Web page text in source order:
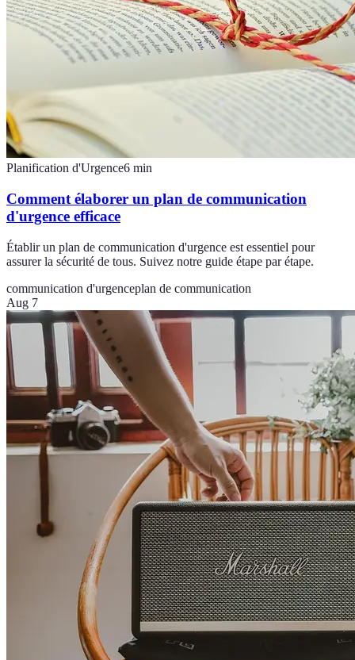
Planification d'Urgence6 min
Comment élaborer un plan de communication
d'urgence efficace
Établir un plan de communication d'urgence est essentiel pour
assurer la sécurité de tous. Suivez notre guide étape par étape.
communication d'urgenceplan de communication
Aug 7